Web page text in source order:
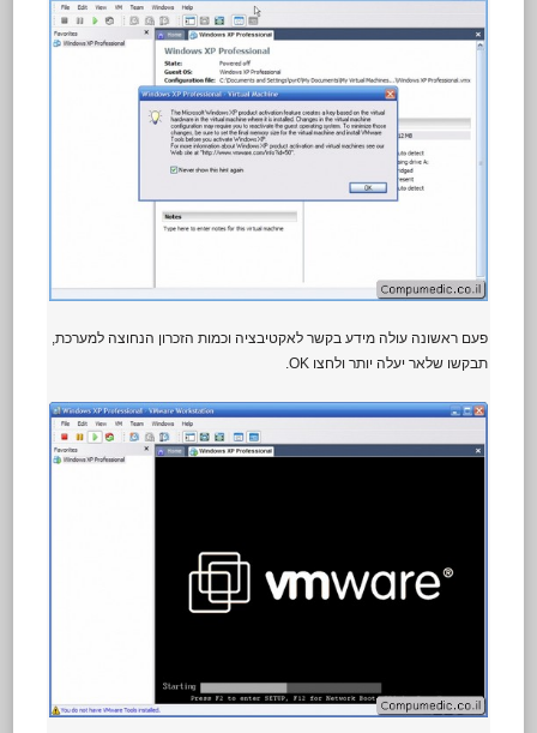
פעם ראשונה עולה מידע בקשר לאקטיבציה וכמות הזכרון הנחוצה למערכת,
תבקשו שלאר יעלה יותר ולחצו OK.